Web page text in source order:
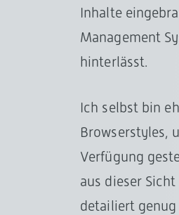
Inhalte
Management
hinterlässt.
Ich selbst bin
Browserstyles,
Verfügung
aus dieser
detailiert